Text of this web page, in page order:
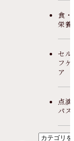
食・
栄養
セル
フケ
ア
点滴
パス